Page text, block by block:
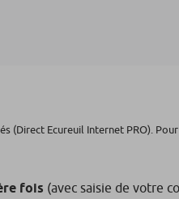
(Direct Ecureuil Internet PRO).
fois (avec saisie de votre